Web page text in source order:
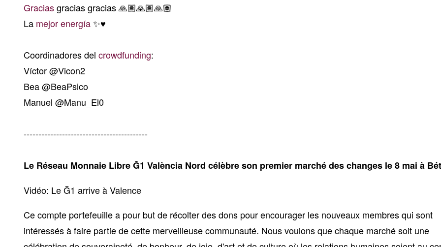
Graciasgracias gracias 🙏🏽🙏🏽🙏🏽
La mejorenergía✨♥️
Coordinadores del crowdfunding:
Víctor@Vicon2
Bea@BeaPsico
Manuel @Manu_El0
------------------------------------------
Le Réseau Monnaie Libre Ğ1 València Nord célèbre son premier marché des changes le 8 mai à
Vidéo: LeĞ1 arrive à Valence
Ce compte portefeuille a pour but de récolter des dons pour encourager les nouveaux membres qui sont
intéressés à faire partie de cette merveilleuse communauté. Nous voulons que chaque marché soit une